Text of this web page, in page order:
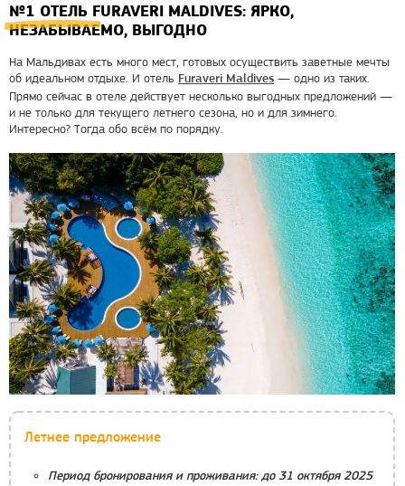
№1 ОТЕЛЬ FURAVERI MALDIVES: ЯРКО,
НЕЗАБЫВАЕМО, ВЫГОДНО
На Мальдивах есть много мест, готовых осуществить заветные мечты
об идеальном отдыхе. И отель Furaveri Maldives — одно из таких.
Прямо сейчас в отеле действует несколько выгодных предложений —
и не только для текущего летнего сезона, но и для зимнего.
Интересно? Тогда обо всём по порядку.
Летнее предложение
Период бронирования и проживания: до 31 октября 2025